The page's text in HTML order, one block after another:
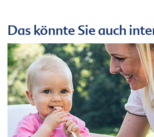
Das könnte Sie auch